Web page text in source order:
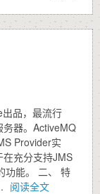
品，最流行
器。ActiveMQ
Provider实
充分支持JMS
功能。 二、 特
阅读全文